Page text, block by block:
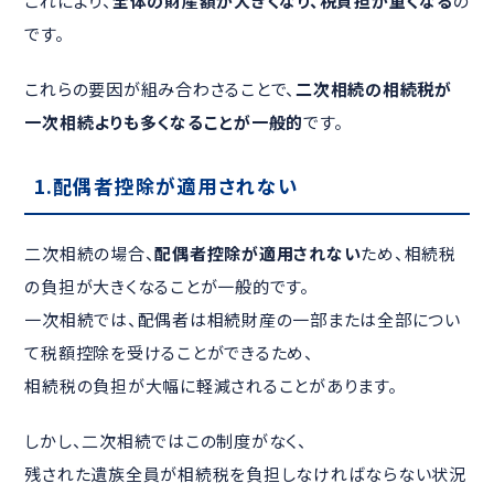
です。
これらの要因が組み合わさることで、二次相続の相続税が
一次相続よりも多くなることが一般的です。
1.配偶者控除が適用されない
二次相続の場合、配偶者控除が適用されないため、相続税
の負担が大きくなることが一般的です。
一次相続では、配偶者は相続財産の一部または全部につい
て税額控除を受けることができるため、
相続税の負担が大幅に軽減されることがあります。
しかし、二次相続ではこの制度がなく、
残された遺族全員が相続税を負担しなければならない状況